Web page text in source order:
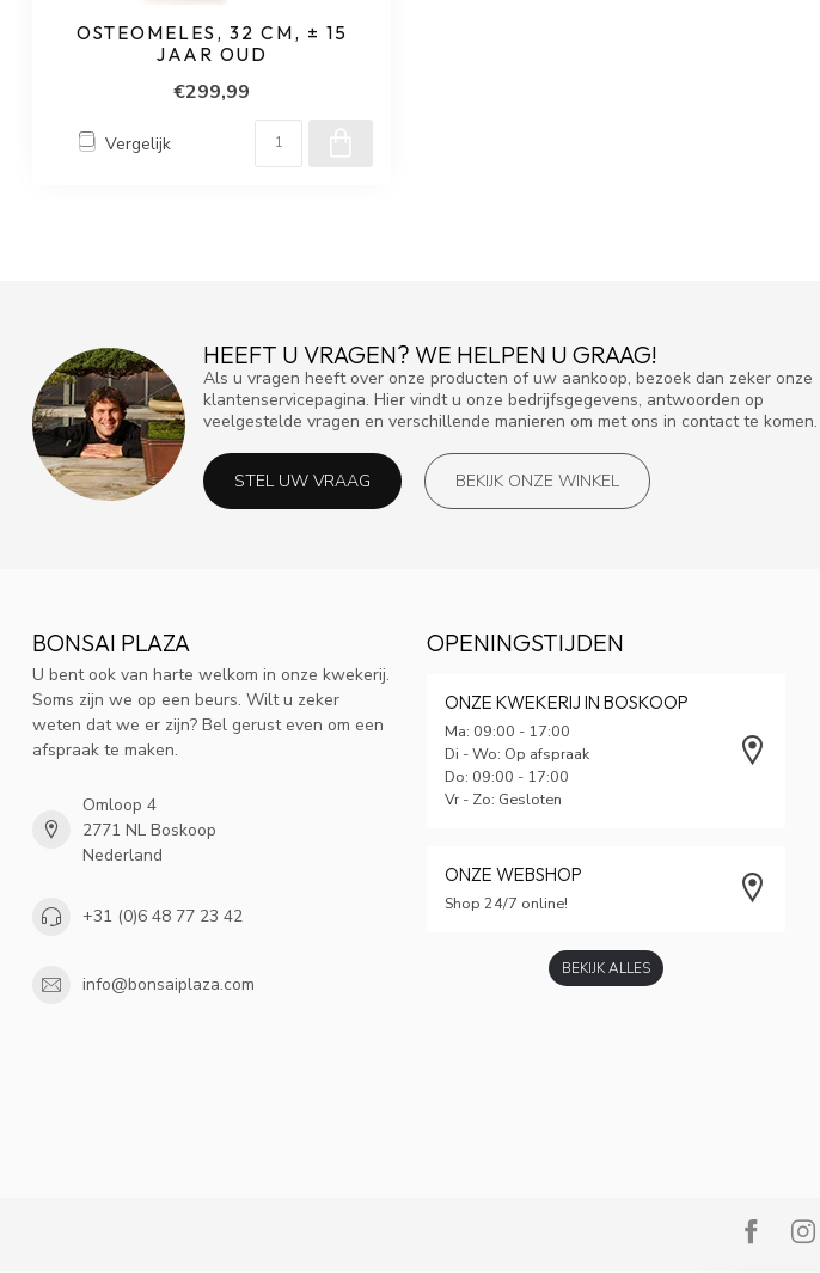
OSTEOMELES, 32 CM, ± 15
JAAR OUD
€299,99
Vergelijk
HEEFT U VRAGEN? WE HELPEN U GRAAG!
Als u vragen heeft over onze producten of uw aankoop, bezoek dan zeker onze
klantenservicepagina. Hier vindt u onze bedrijfsgegevens, antwoorden op
veelgestelde vragen en verschillende manieren om met ons in contact te komen.
STEL UW VRAAG BEKIJK ONZE WINKEL
BONSAI PLAZA
U bent ook van harte welkom in onze kwekerij.
Soms zijn we op een beurs. Wilt u zeker
weten dat we er zijn? Bel gerust even om een
afspraak te maken.
Omloop 4
2771 NL Boskoop
Nederland
+31 (0)6 48 77 23 42
info@bonsaiplaza.com
OPENINGSTIJDEN
ONZE KWEKERIJ IN BOSKOOP
Ma: 09:00 - 17:00
Di - Wo: Op afspraak
Do: 09:00 - 17:00
Vr - Zo: Gesloten
ONZE WEBSHOP
Shop 24/7 online!
BEKIJK ALLES